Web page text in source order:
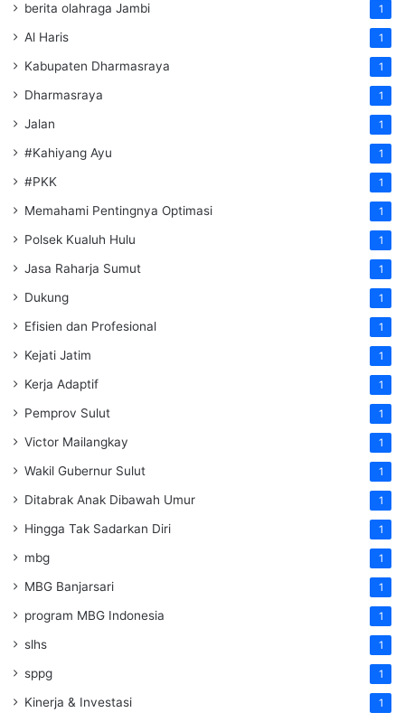
berita olahraga Jambi 1
Al Haris 1
Kabupaten Dharmasraya 1
Dharmasraya 1
Jalan 1
#Kahiyang Ayu 1
#PKK 1
Memahami Pentingnya Optimasi 1
Polsek Kualuh Hulu 1
Jasa Raharja Sumut 1
Dukung 1
Efisien dan Profesional 1
Kejati Jatim 1
Kerja Adaptif 1
Pemprov Sulut 1
Victor Mailangkay 1
Wakil Gubernur Sulut 1
Ditabrak Anak Dibawah Umur 1
Hingga Tak Sadarkan Diri 1
mbg 1
MBG Banjarsari 1
program MBG Indonesia 1
slhs 1
sppg 1
Kinerja & Investasi 1